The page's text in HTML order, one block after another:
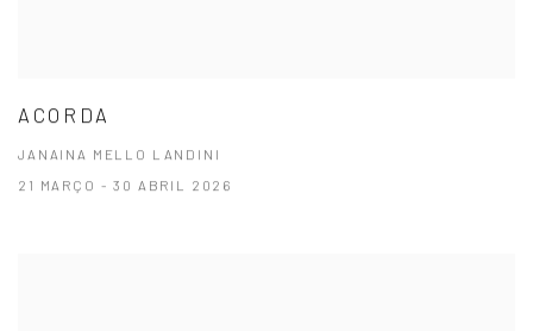
ACORDA
JANAINA MELLO LANDINI
21 MARÇO - 30 ABRIL 2026